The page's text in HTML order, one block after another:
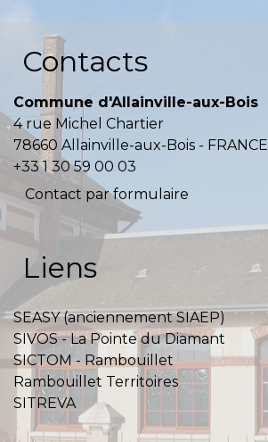
Contacts
Commune d'Allainville-aux-Bois
4 rue Michel Chartier
78660 Allainville-aux-Bois - FRANCE
+33 1 30 59 00 03
Contact par formulaire
Liens
SEASY (anciennement SIAEP)
SIVOS - La Pointe du Diamant
SICTOM - Rambouillet
Rambouillet Territoires
SITREVA